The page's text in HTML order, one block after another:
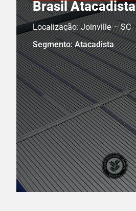
Brasil Atacadista
Localização: Joinville – SC
Segmento: Atacadista